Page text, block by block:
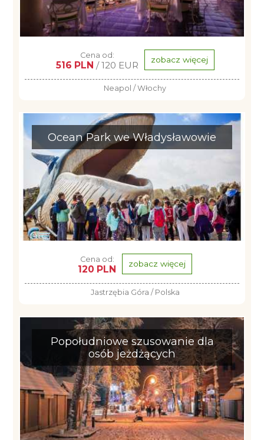
Cena od:
516 PLN / 120 EUR zobacz więcej
Neapol / Włochy
Ocean Park we Władysławowie
Cena od:
120 PLN zobacz więcej
Jastrzębia Góra / Polska
Popołudniowe szusowanie dla
osób jeżdżących